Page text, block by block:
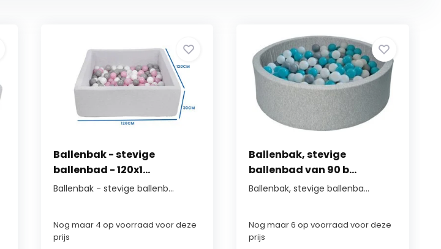
Ballenbak - stevige
ballenbad - 120x1...
Ballenbak - stevige ballenb...
Nog maar 4 op voorraad voor deze
prijs
Ballenbak, stevige
ballenbad van 90 b...
Ballenbak, stevige ballenba...
Nog maar 6 op voorraad voor deze
prijs